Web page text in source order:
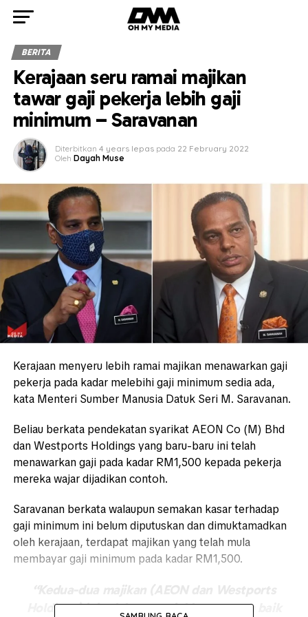
BERITA
Kerajaan seru ramai majikan
tawar gaji pekerja lebih gaji
minimum – Saravanan
Diterbitkan 4 years lepas pada 22 February 2022
Oleh Dayah Muse
Kerajaan menyeru lebih ramai majikan menawarkan gaji
pekerja pada kadar melebihi gaji minimum sedia ada,
kata Menteri Sumber Manusia Datuk Seri M. Saravanan.
Beliau berkata pendekatan syarikat AEON Co (M) Bhd
dan Westports Holdings yang baru-baru ini telah
menawarkan gaji pada kadar RM1,500 kepada pekerja
mereka wajar dijadikan contoh.
Saravanan berkata walaupun semakan kasar terhadap
gaji minimum ini belum diputuskan dan dimuktamadkan
oleh kerajaan, terdapat majikan yang telah mula
membayar gaji minimum pada kadar RM1,500.
“Kedua-dua majikan (AEON dan Westports
Holdings) ini telah menunjukkan contoh baik